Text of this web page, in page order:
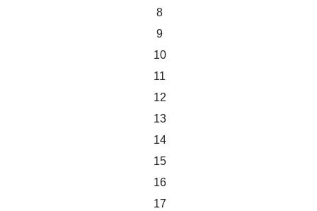
8
9
10
11
12
13
14
15
16
17